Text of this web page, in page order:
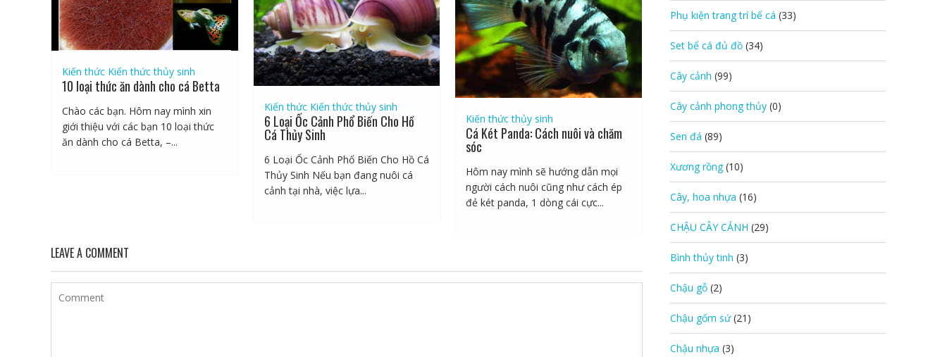
Kiến thức Kiến thức thủy sinh
10 loại thức ăn dành cho cá Betta
Chào các bạn. Hôm nay mình xin
giới thiệu với các bạn 10 loại thức
ăn dành cho cá Betta, –...
Kiến thức Kiến thức thủy sinh
6 Loại Ốc Cảnh Phổ Biến Cho Hồ
Cá Thủy Sinh
6 Loại Ốc Cảnh Phổ Biến Cho Hồ Cá
Thủy Sinh Nếu bạn đang nuôi cá
cảnh tại nhà, việc lựa...
Kiến thức thủy sinh
Cá Két Panda: Cách nuôi và chăm
sóc
Hôm nay mình sẽ hướng dẫn mọi
người cách nuôi cũng như cách ép
đẻ két panda, 1 dòng cái cực...
LEAVE A COMMENT
Phụ kiện trang trí bể cá (33)
Set bể cá đủ đồ (34)
Cây cảnh (99)
Cây cảnh phong thủy (0)
Sen đá (89)
Xương rồng (10)
Cây, hoa nhựa (16)
CHẬU CÂY CẢNH (29)
Bình thủy tinh (3)
Chậu gỗ (2)
Chậu gốm sứ (21)
Chậu nhựa (3)